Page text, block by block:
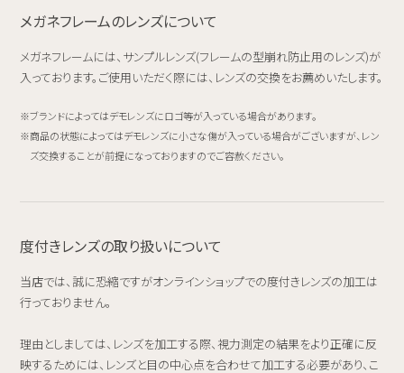
メガネフレームのレンズについて
メガネフレームには、サンプルレンズ(フレームの型崩れ防止用のレンズ)が
入っております。ご使用いただく際には、レンズの交換をお薦めいたします。
ブランドによってはデモレンズにロゴ等が入っている場合があります。
商品の状態によってはデモレンズに小さな傷が入っている場合がございますが、レン
ズ交換することが前提になっておりますのでご容赦ください。
度付きレンズの取り扱いについて
当店では、誠に恐縮ですがオンラインショップでの度付きレンズの加工は
行っておりません。
理由としましては、レンズを加工する際、視力測定の結果をより正確に反
映するためには、レンズと目の中心点を合わせて加工する必要があり、こ